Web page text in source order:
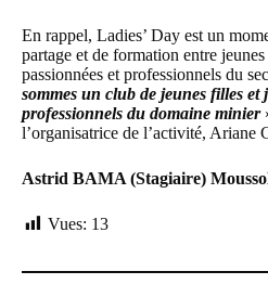
En rappel, Ladies’ Day est un
partage et de formation entre
passionnées et professionnels du
sommes un club de jeunes filles et
professionnels du domaine minier
l’organisatrice de l’activité, Ariane
Astrid BAMA (Stagiaire)
Vues: 13